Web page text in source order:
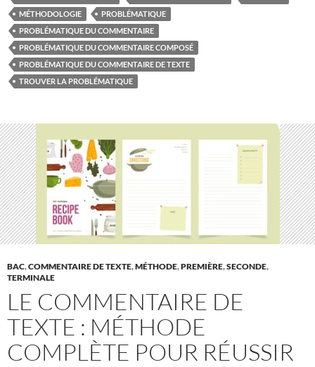
MÉTHODOLOGIE
PROBLÉMATIQUE
PROBLÉMATIQUE DU COMMENTAIRE
PROBLÉMATIQUE DU COMMENTAIRE COMPOSÉ
PROBLÉMATIQUE DU COMMENTAIRE DE TEXTE
TROUVER LA PROBLÉMATIQUE
BAC,COMMENTAIRE DE TEXTE,MÉTHODE,PREMIÈRE,SECONDE,
TERMINALE
LE COMMENTAIRE DE
TEXTE : MÉTHODE
COMPLÈTE POUR RÉUSSIR